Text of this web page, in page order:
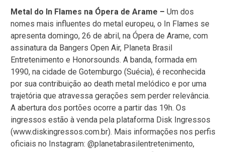
Metal do In Flames na Ópera de Arame – Um dos
nomes mais influentes do metal europeu, o In Flames se
apresenta domingo, 26 de abril, na Ópera de Arame, com
assinatura da Bangers Open Air, Planeta Brasil
Entretenimento e Honorsounds. A banda, formada em
1990, na cidade de Gotemburgo (Suécia), é reconhecida
por sua contribuição ao death metal melódico e por uma
trajetória que atravessa gerações sem perder relevância.
A abertura dos portões ocorre a partir das 19h. Os
ingressos estão à venda pela plataforma Disk Ingressos
(www.diskingressos.com.br). Mais informações nos perfis
oficiais no Instagram: @planetabrasilentretenimento,